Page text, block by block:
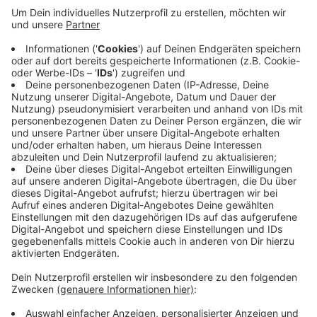
Eine neue Onlineplattform soll jetzt Abhilfe schaffen:
Unternehmen können sich über die neue
Onlineplattform jetzt Hilfe holen. Hier stellen andere
Leverkusener Firmen ihren digitalen Dienstleistungen
vor, zum Beispiel in Sachen Prozessautomatisierung
oder Datenanalyse. Die neue Plattform ist für alle
Beteiligten kostenlos. Den Link dazu gibt eshier
finden sich auch Veranstaltungen zum Thema
Digitalisierung.
Anzeige